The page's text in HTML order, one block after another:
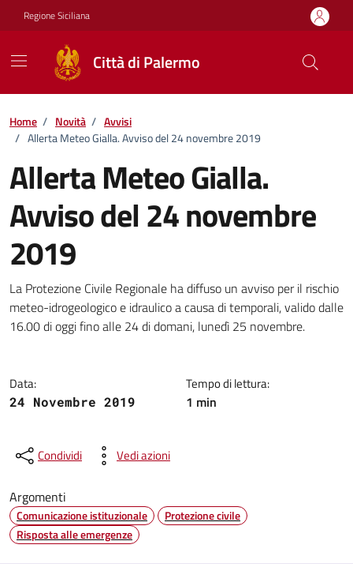
Vai ai contenuti
Vai al footer
Regione Siciliana
Città di Palermo
Home / Novità / Avvisi
/ Allerta Meteo Gialla. Avviso del 24 novembre 2019
Allerta Meteo Gialla.
Avviso del 24 novembre
2019
Dettagli della notizia
La Protezione Civile Regionale ha diffuso un avviso per il rischio
meteo-idrogeologico e idraulico a causa di temporali, valido dalle
16.00 di oggi fino alle 24 di domani, lunedì 25 novembre.
Data:
24 Novembre 2019
Tempo di lettura:
1 min
Condividi Vedi azioni
Argomenti
Comunicazione istituzionale
Protezione civile
Risposta alle emergenze